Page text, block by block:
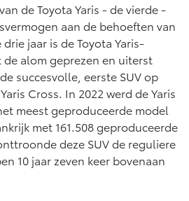
de Toyota Yaris - de vierde -
aan de behoeften van
jaar is de Toyota Yaris-
alom geprezen en uiterst
succesvolle, eerste SUV op
Cross. In 2022 werd de Yaris
meest geproduceerde model
met 161.508 geproduceerde
deze SUV de reguliere
10 jaar zeven keer bovenaan